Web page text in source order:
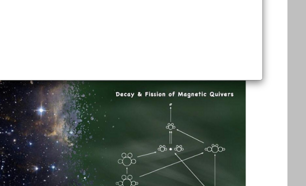
+
Objekt hinzufügen